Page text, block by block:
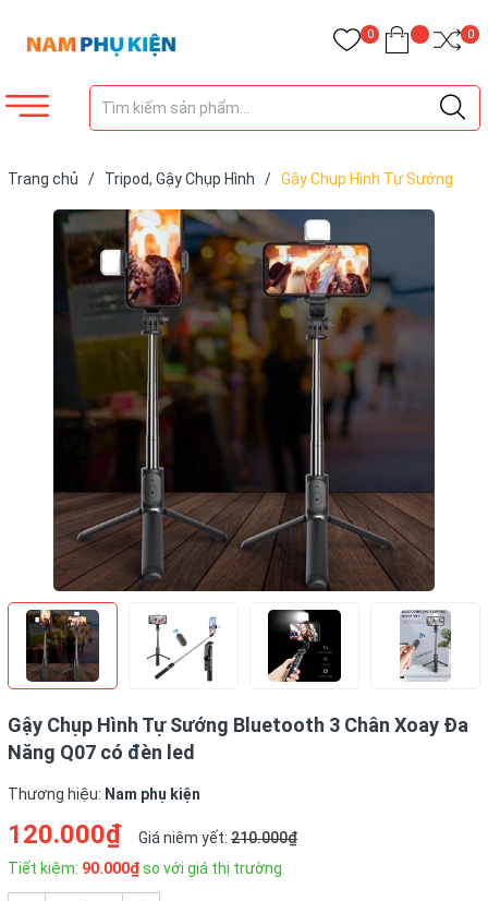
0 0
Trang chủ / Tripod, Gậy Chụp Hình / Gậy Chụp Hình Tự Sướng
Gậy Chụp Hình Tự Sướng Bluetooth 3 Chân Xoay Đa
Năng Q07 có đèn led
Thương hiệu: Nam phụ kiện
120.000₫ Giá niêm yết: 210.000₫
Tiết kiệm: 90.000₫so với giá thị trường